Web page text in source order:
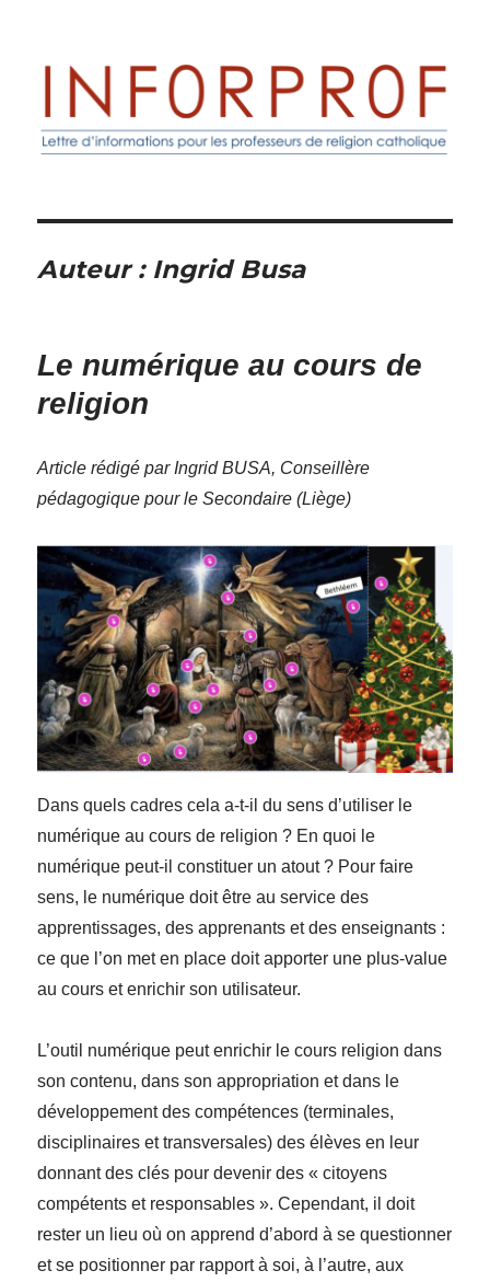
Inforprof
Auteur : Ingrid Busa
Le numérique au cours de
religion
Article rédigé par Ingrid BUSA, Conseillère
pédagogique pour le Secondaire (Liège)
Dans quels cadres cela a-t-il du sens d’utiliser le
numérique au cours de religion ? En quoi le
numérique peut-il constituer un atout ? Pour faire
sens, le numérique doit être au service des
apprentissages, des apprenants et des enseignants :
ce que l’on met en place doit apporter une plus-value
au cours et enrichir son utilisateur.
L’outil numérique peut enrichir le cours religion dans
son contenu, dans son appropriation et dans le
développement des compétences (terminales,
disciplinaires et transversales) des élèves en leur
donnant des clés pour devenir des « citoyens
compétents et responsables ». Cependant, il doit
rester un lieu où on apprend d’abord à se questionner
et se positionner par rapport à soi, à l’autre, aux